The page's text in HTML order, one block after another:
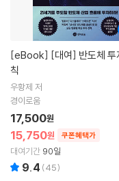
[eBook]
칙
우황제 저
경이로움
15,750원 쿠폰혜택가
17,500원
대여기간 90일
9.4 (45)